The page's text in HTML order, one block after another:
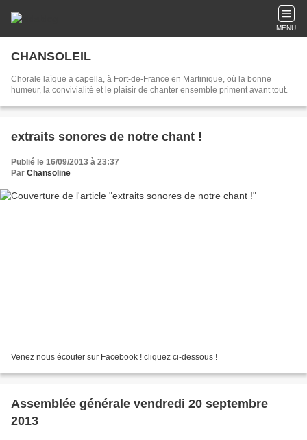
MENU
CHANSOLEIL
Chorale laïque a capella, à Fort-de-France en Martinique, où la bonne
humeur, la convivialité et le plaisir de chanter ensemble priment avant tout.
extraits sonores de notre chant !
Publié le 16/09/2013 à 23:37
Par Chansoline
Venez nous écouter sur Facebook ! cliquez ci-dessous !
Assemblée générale vendredi 20 septembre
2013